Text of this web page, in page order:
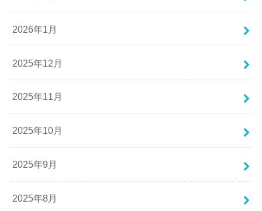
2026年1月
2025年12月
2025年11月
2025年10月
2025年9月
2025年8月